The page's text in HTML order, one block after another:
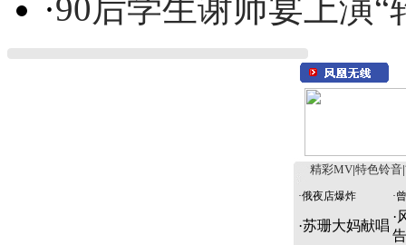
·90后学生谢师宴上演“
精彩MV 特色铃音
·俄夜店爆炸 ·
·苏珊大妈献唱
·
告